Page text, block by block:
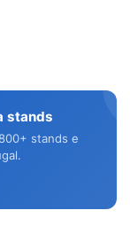
stands
stands e